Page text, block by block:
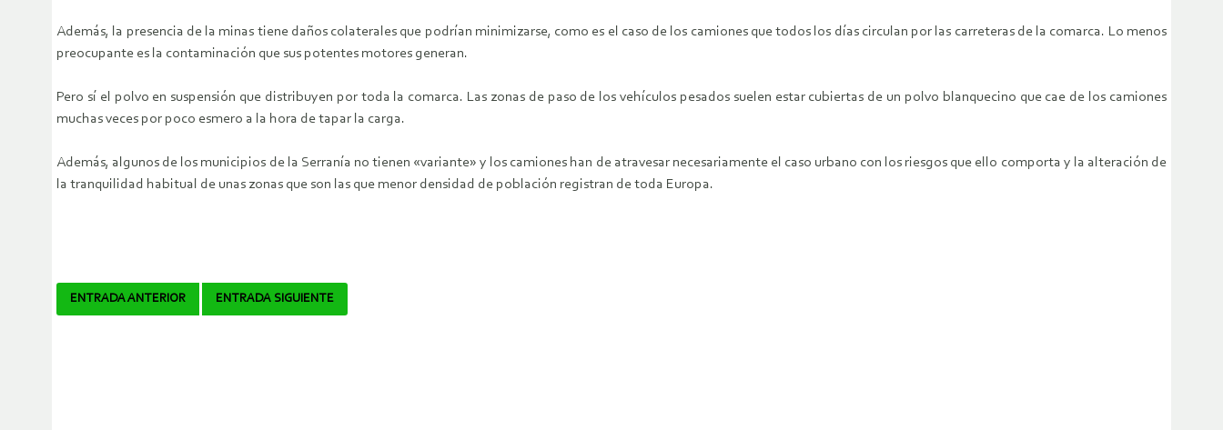
Además, la presencia de la minas tiene daños colaterales que podrían minimizarse, como es el caso de los camiones que todos los días circulan por las carreteras de la comarca. Lo menos
preocupante es la contaminación que sus potentes motores generan.
Pero sí el polvo en suspensión que distribuyen por toda la comarca. Las zonas de paso de los vehículos pesados suelen estar cubiertas de un polvo blanquecino que cae de los camiones
muchas veces por poco esmero a la hora de tapar la carga.
Además, algunos de los municipios de la Serranía no tienen «variante» y los camiones han de atravesar necesariamente el caso urbano con los riesgos que ello comporta y la alteración de
la tranquilidad habitual de unas zonas que son las que menor densidad de población registran de toda Europa.
Navegador
ENTRADA ANTERIOR ENTRADA SIGUIENTE